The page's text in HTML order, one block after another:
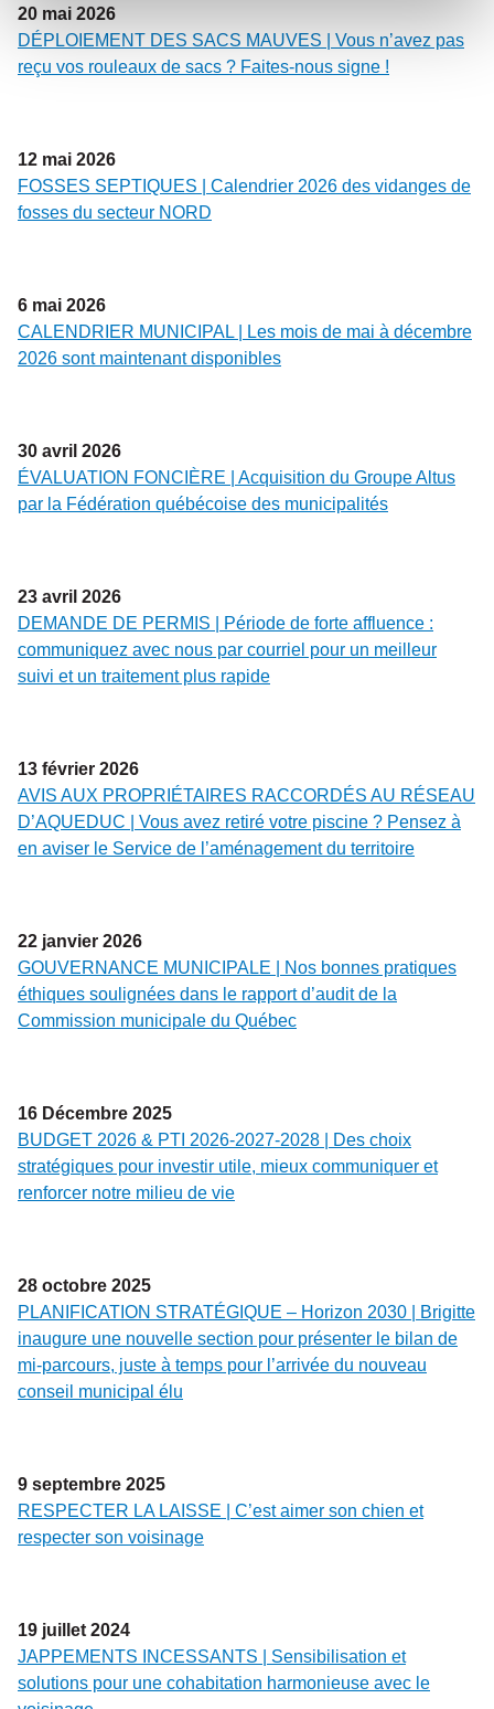
20 mai 2026
DÉPLOIEMENT DES SACS MAUVES | Vous n’avez pas
reçu vos rouleaux de sacs ? Faites-nous signe !
12 mai 2026
FOSSES SEPTIQUES | Calendrier 2026 des vidanges de
fosses du secteur NORD
6 mai 2026
CALENDRIER MUNICIPAL | Les mois de mai à décembre
2026 sont maintenant disponibles
30 avril 2026
ÉVALUATION FONCIÈRE | Acquisition du Groupe Altus
par la Fédération québécoise des municipalités
23 avril 2026
DEMANDE DE PERMIS | Période de forte affluence :
communiquez avec nous par courriel pour un meilleur
suivi et un traitement plus rapide
13 février 2026
AVIS AUX PROPRIÉTAIRES RACCORDÉS AU RÉSEAU
D’AQUEDUC | Vous avez retiré votre piscine ? Pensez à
en aviser le Service de l’aménagement du territoire
22 janvier 2026
GOUVERNANCE MUNICIPALE | Nos bonnes pratiques
éthiques soulignées dans le rapport d’audit de la
Commission municipale du Québec
16 Décembre 2025
BUDGET 2026 & PTI 2026-2027-2028 | Des choix
stratégiques pour investir utile, mieux communiquer et
renforcer notre milieu de vie
28 octobre 2025
PLANIFICATION STRATÉGIQUE – Horizon 2030 | Brigitte
inaugure une nouvelle section pour présenter le bilan de
mi-parcours, juste à temps pour l’arrivée du nouveau
conseil municipal élu
9 septembre 2025
RESPECTER LA LAISSE | C’est aimer son chien et
respecter son voisinage
19 juillet 2024
JAPPEMENTS INCESSANTS | Sensibilisation et
solutions pour une cohabitation harmonieuse avec le